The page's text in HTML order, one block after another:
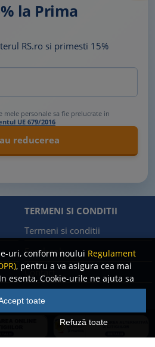
uri, conform noului Regulament
, pentru a va asigura cea mai
esenta, Cookie-urile ne ajuta sa
pe site, oferindu-va dvs.,
personalizata si mult mai
de site-ul nostru si partenerii
pentru detalii despre politica
toate
Refuză toate
la Prima
RS.ro si primesti 15%
mele personale sa fie prelucrate in
UE 679/2016
TERMENI SI CONDITII
Termeni si conditii
Facebook
Contact